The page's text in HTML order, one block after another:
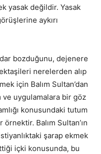
yasak değildir. Yasak
aykırı
bozduğunu, dejenere
nerelerden alıp
için Balım Sultan’dan
ve uygulamalara bir göz
konusundaki tutum
Balım Sultan’ın
şarap ekmek
içki konusunda, bu